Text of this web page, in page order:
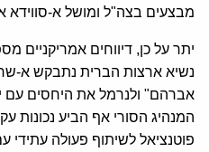
מבצעים בצה"ל ומושל א-סווידא
יתר על כן, דיווחים אמריקניים
נשיא ארצות הברית נתבקש א-
אברהם" ולנרמל את היחסים עם
המנהיג הסורי אף הביע נכונות
פוטנציאל לשיתוף פעולה עתידי